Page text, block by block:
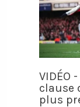
VIDÉO
clause
plus